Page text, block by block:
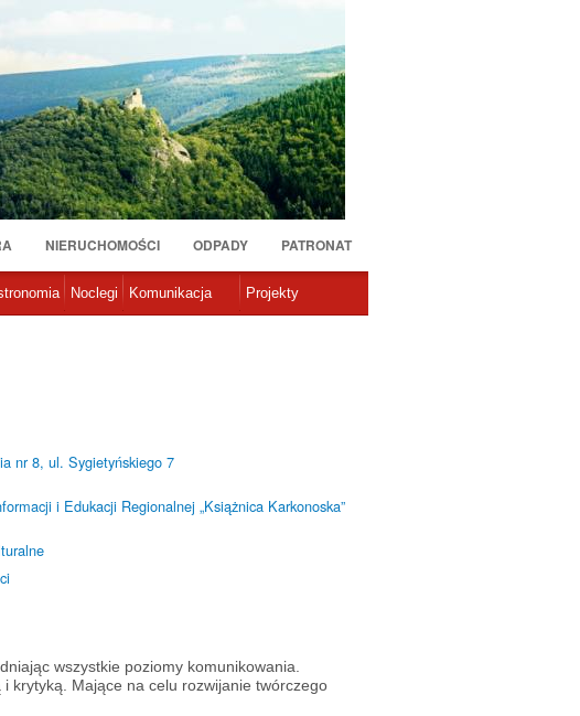
NIERUCHOMOŚCI ODPADY PATRONAT
Noclegi Komunikacja Projekty
nr 8, ul. Sygietyńskiego 7
i Edukacji Regionalnej „Książnica Karkonoska”
wszystkie poziomy komunikowania.
krytyką. Mające na celu rozwijanie twórczego